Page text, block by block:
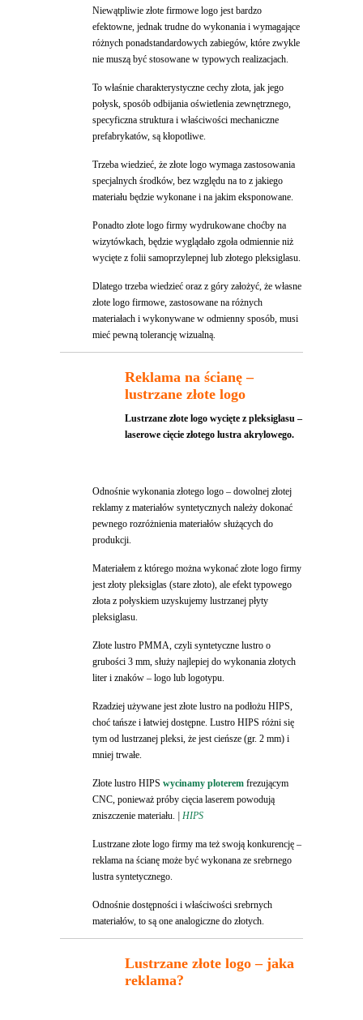
Niewątpliwie złote firmowe logo jest bardzo
efektowne, jednak trudne do wykonania i wymagające
różnych ponadstandardowych zabiegów, które zwykle
nie muszą być stosowane w typowych realizacjach.
To właśnie charakterystyczne cechy złota, jak jego
połysk, sposób odbijania oświetlenia zewnętrznego,
specyficzna struktura i właściwości mechaniczne
prefabrykatów, są kłopotliwe.
Trzeba wiedzieć, że złote logo wymaga zastosowania
specjalnych środków, bez względu na to z jakiego
materiału będzie wykonane i na jakim eksponowane.
Ponadto złote logo firmy wydrukowane choćby na
wizytówkach, będzie wyglądało zgoła odmiennie niż
wycięte z folii samoprzylepnej lub złotego pleksiglasu.
Dlatego trzeba wiedzieć oraz z góry założyć, że własne
złote logo firmowe, zastosowane na różnych
materiałach i wykonywane w odmienny sposób, musi
mieć pewną tolerancję wizualną.
Reklama na ścianę –
lustrzane złote logo
Lustrzane złote logo wycięte z pleksiglasu –
laserowe cięcie złotego lustra akrylowego.
Odnośnie wykonania złotego logo – dowolnej złotej
reklamy z materiałów syntetycznych należy dokonać
pewnego rozróżnienia materiałów służących do
produkcji.
Materiałem z którego można wykonać złote logo firmy
jest złoty pleksiglas (stare złoto), ale efekt typowego
złota z połyskiem uzyskujemy lustrzanej płyty
pleksiglasu.
Złote lustro PMMA, czyli syntetyczne lustro o
grubości 3 mm, służy najlepiej do wykonania złotych
liter i znaków – logo lub logotypu.
Rzadziej używane jest złote lustro na podłożu HIPS,
choć tańsze i łatwiej dostępne. Lustro HIPS różni się
tym od lustrzanej pleksi, że jest cieńsze (gr. 2 mm) i
mniej trwałe.
Złote lustro HIPS wycinamy ploterem frezującym
CNC, ponieważ próby cięcia laserem powodują
zniszczenie materiału.
HIPS
Lustrzane złote logo firmy ma też swoją konkurencję –
reklama na ścianę może być wykonana ze srebrnego
lustra syntetycznego.
Odnośnie dostępności i właściwości srebrnych
materiałów, to są one analogiczne do złotych.
Lustrzane złote logo– jaka
reklama?